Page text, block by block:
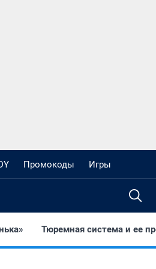
Промокоды Игры
Тюремная система и ее